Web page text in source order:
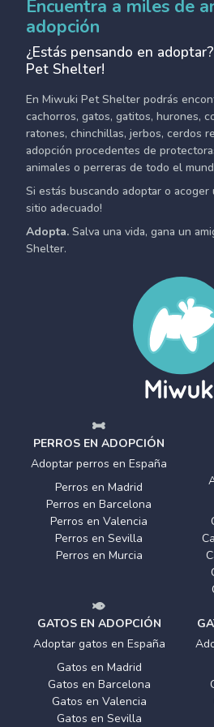
Encuentra a miles de
adopción
¿Estás pensando en
Pet Shelter!
En Miwuki Pet Shelter podrás
cachorros, gatos, gatitos, hurones,
ratones, chinchillas, jerbos, cerdos
adopción procedentes de
animales o perreras de todo el
Si estás buscando adoptar o acoger
sitio adecuado!
Adopta. Salva una vida, gana un
Shelter.
PERROS EN ADOPCIÓN
Adoptar perros en España
Perros en Madrid
Perros en Barcelona
Perros en Valencia
Perros en Sevilla
Perros en Murcia
GATOS EN ADOPCIÓN
Adoptar gatos en España
Gatos en Madrid
Gatos en Barcelona
Gatos en Valencia
Gatos en Sevilla